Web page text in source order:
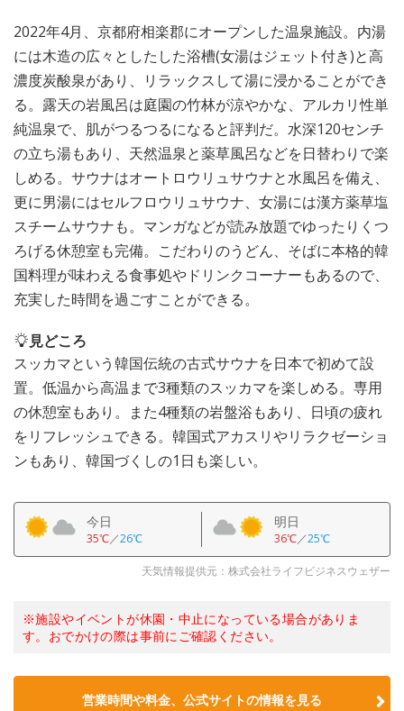
2022年4月、京都府相楽郡にオープンした温泉施設。内湯
には木造の広々としたした浴槽(女湯はジェット付き)と高
濃度炭酸泉があり、リラックスして湯に浸かることができ
る。露天の岩風呂は庭園の竹林が涼やかな、アルカリ性単
純温泉で、肌がつるつるになると評判だ。水深120センチ
の立ち湯もあり、天然温泉と薬草風呂などを日替わりで楽
しめる。サウナはオートロウリュサウナと水風呂を備え、
更に男湯にはセルフロウリュサウナ、女湯には漢方薬草塩
スチームサウナも。マンガなどが読み放題でゆったりくつ
ろげる休憩室も完備。こだわりのうどん、そばに本格的韓
国料理が味わえる食事処やドリンクコーナーもあるので、
充実した時間を過ごすことができる。
見どころ
スッカマという韓国伝統の古式サウナを日本で初めて設
置。低温から高温まで3種類のスッカマを楽しめる。専用
の休憩室もあり。また4種類の岩盤浴もあり、日頃の疲れ
をリフレッシュできる。韓国式アカスリやリラクゼーショ
ンもあり、韓国づくしの1日も楽しい。
今日
35℃／26℃
明日
36℃／25℃
天気情報提供元：株式会社ライフビジネスウェザー
※施設やイベントが休園・中止になっている場合がありま
す。おでかけの際は事前にご確認ください。
営業時間や料金、公式サイトの情報を見る